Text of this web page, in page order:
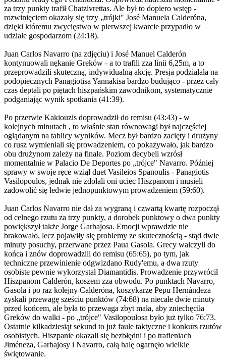
za trzy punkty trafił Chatzivrettas. Ale był to dopiero wstęp -
rozwinięciem okazały się trzy „trójki" José Manuela Calderóna,
dzięki któremu zwycięstwo w pierwszej kwarcie przypadło w
udziale gospodarzom (24:18).
Juan Carlos Navarro (na zdjęciu) i José Manuel Calderón
kontynuowali nękanie Greków - a to trafili zza linii 6,25m, a to
przeprowadzili skuteczną, indywidualną akcję. Presja podziałała na
podopiecznych Panagiotisa Yannakisa bardzo budująco - przez cały
czas deptali po piętach hiszpańskim zawodnikom, systematycznie
podganiając wynik spotkania (41:39).
Po przerwie Kakiouzis doprowadził do remisu (43:43) - w
kolejnych minutach , to właśnie stan równowagi był najczęściej
oglądanym na tablicy wyników. Mecz był bardzo zacięty i drużyny
co rusz wymieniali się prowadzeniem, co pokazywało, jak bardzo
obu drużynom zależy na finale. Poziom decybeli wzrósł
momentalnie w Palacio De Deportes po „trójce" Navarro. Później
sprawy w swoje ręce wziął duet Vasileios Spanoulis - Panagiotis
Vasilopoulos, jednak nie zdołali oni uciec Hiszpanom i musieli
zadowolić się ledwie jednopunktowym prowadzeniem (59:60).
Juan Carlos Navarro nie dał za wygraną i czwartą kwartę rozpoczął
od celnego rzutu za trzy punkty, a dorobek punktowy o dwa punkty
powiększył także Jorge Garbajosa. Emocji wprawdzie nie
brakowało, lecz pojawiły się problemy ze skutecznością - stąd dwie
minuty posuchy, przerwane przez Paua Gasola. Grecy walczyli do
końca i znów doprowadzili do remisu (65:65), po tym, jak
techniczne przewinienie odgwizdano Rudy'emu, a dwa rzuty
osobiste pewnie wykorzystał Diamantidis. Prowadzenie przywrócił
Hiszpanom Calderón, koszem zza obwodu. Po punktach Navarro,
Gasola i po raz kolejny Calderóna, koszykarze Pepu Hernándeza
zyskali przewagę sześciu punktów (74:68) na niecałe dwie minuty
przed końcem, ale była to przewaga zbyt mała, aby zniechęciła
Greków do walki - po „trójce" Vasilopoulosa było już tylko 76:73.
Ostatnie kilkadziesiąt sekund to już faule taktyczne i konkurs rzutów
osobistych. Hiszpanie okazali się bezbłędni i po trafieniach
Jiméneza, Garbajosy i Navarro, całą halę ogarnęło wielkie
świętowanie.